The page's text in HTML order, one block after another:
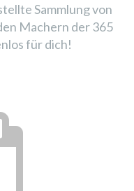
Sammlung von
Machern der 365
für dich!